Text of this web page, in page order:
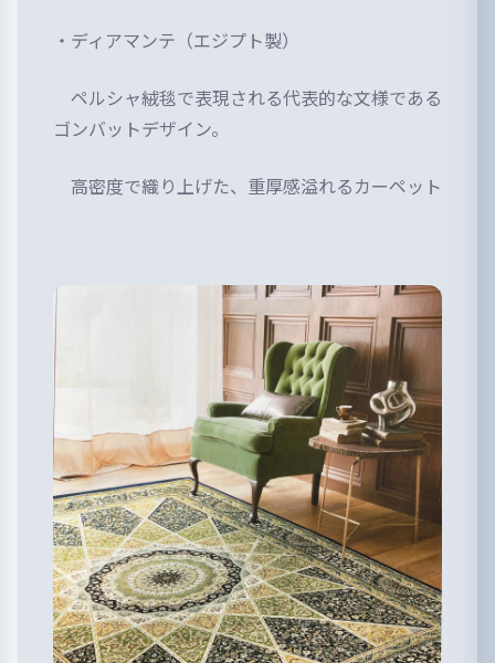
・ディアマンテ（エジプト製）
ペルシャ絨毯で表現される代表的な文様である
ゴンバットデザイン。
高密度で織り上げた、 重厚感溢れるカーペット